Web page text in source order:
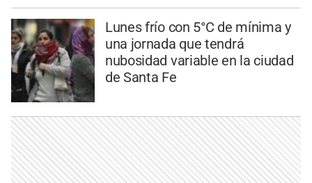
Lunes frío con 5°C de mínima y
una jornada que tendrá
nubosidad variable en la ciudad
de Santa Fe